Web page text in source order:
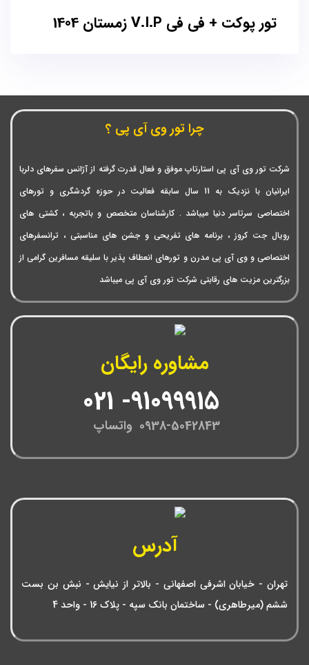
تور پوکت + فی فی V.I.P زمستان 1404
چرا تور وی آی پی ؟
شرکت تور وی آی پی استارتاپ موفق و فعال قدرت گرفته از آژانس سفرهای دلربا
ایرانیان با نزدیک به 11 سال سابقه فعالیت در حوزه گردشگری و تورهای
اختصاصی سرتاسر دنیا میباشد . کارشناسان متخصص و باتجربه ، کشتی های
رویال جت کروز ، برنامه های تفریحی و جشن های مناسبتی ، ترانسفرهای
اختصاصی و وی آی پی مدرن و تورهای انعطاف پذیر با سلیقه مسافرین گرامی از
بزرگترین مزیت های رقابتی شرکت تور وی آی پی میباشد
مشاوره رایگان
0938-5042843 واتساپ
آدرس
تهران - خیابان اشرفی اصفهانی - بالاتر از نیایش - نبش بن بست
ششم (میرطاهری) - ساختمان بانک سپه - پلاک 16 - واحد 4